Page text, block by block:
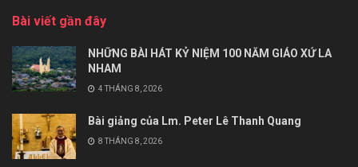
Bài viết gần đây
NHỮNG BÀI HÁT KỶ NIỆM 100 NĂM GIÁO XỨ LA
NHAM
4 THÁNG 8, 2026
Bài giảng của Lm. Peter Lê Thanh Quang
8 THÁNG 8, 2026